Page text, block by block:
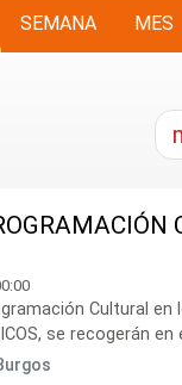
SEMANA MES
Cultural en
se recogerán